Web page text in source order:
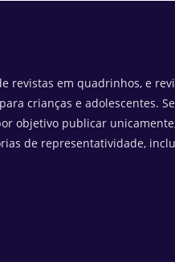
revistas em quadrinhos, e
crianças e adolescentes.
objetivo publicar
de representatividade,